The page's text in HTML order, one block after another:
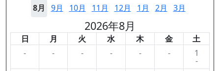
8月
9月 10月 11月 12月 1月 2月 3月
2026年8月
日 月 火 水 木 金
土
-
- - - - - 1
-